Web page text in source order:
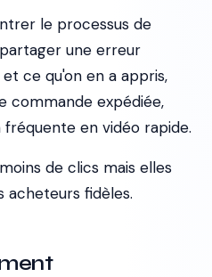
le processus de
une erreur
ce qu'on en a appris,
commande expédiée,
en vidéo rapide.
de clics mais elles
acheteurs fidèles.